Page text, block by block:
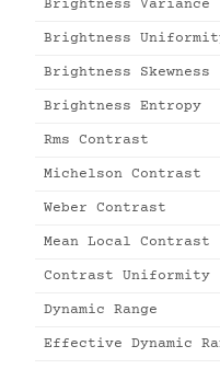
Brightness Variance
Brightness
Brightness Skewness
Brightness Entropy
Rms Contrast
Michelson Contrast
Weber Contrast
Mean Local Contrast
Contrast Uniformity
Dynamic Range
Effective Dynamic